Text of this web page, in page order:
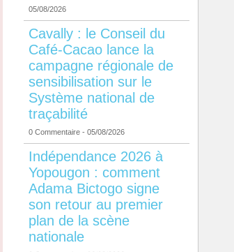
05/08/2026
Cavally : le Conseil du
Café-Cacao lance la
campagne régionale de
sensibilisation sur le
Système national de
traçabilité
0 Commentaire - 05/08/2026
Indépendance 2026 à
Yopougon : comment
Adama Bictogo signe
son retour au premier
plan de la scène
nationale